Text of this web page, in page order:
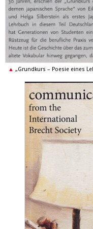
„Grundkurs – Poesie eines